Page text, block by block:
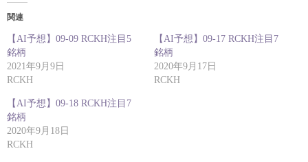
関連
【AI予想】09-09 RCKH注目5
銘柄
2021年9月9日
RCKH
【AI予想】09-17 RCKH注目7
銘柄
2020年9月17日
RCKH
【AI予想】09-18 RCKH注目7
銘柄
2020年9月18日
RCKH